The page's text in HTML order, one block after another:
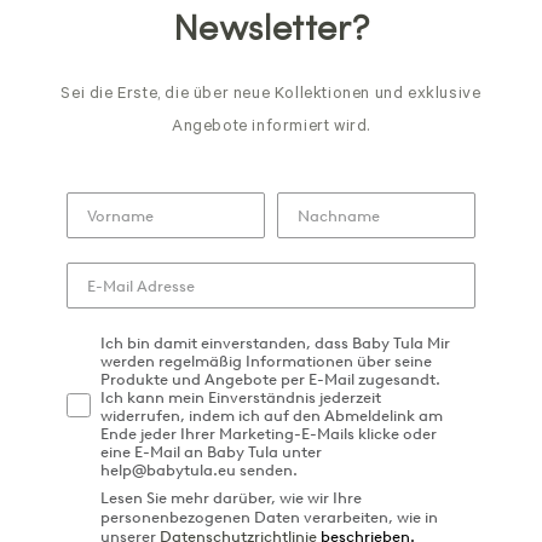
Newsletter?
Sei die Erste, die über neue Kollektionen und exklusive
Angebote informiert wird.
Ich bin damit einverstanden, dass Baby Tula Mir
werden regelmäßig Informationen über seine
Produkte und Angebote per E-Mail zugesandt.
Ich kann mein Einverständnis jederzeit
widerrufen, indem ich auf den Abmeldelink am
Ende jeder Ihrer Marketing-E-Mails klicke oder
eine E-Mail an Baby Tula unter
help@babytula.eu senden.
Lesen Sie mehr darüber, wie wir Ihre
personenbezogenen Daten verarbeiten, wie in
unserer Datenschutzrichtlinie beschrieben.